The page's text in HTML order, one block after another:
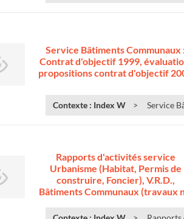
Service Bâtiments Communaux
Contrat d'objectif 1999,
propositions contrat d'objectif
Contexte : Index W Service
Rapports d'activités service
Urbanisme (Habitat, Permis de
construire, Foncier), V.R.D.,
Bâtiments Communaux (travaux